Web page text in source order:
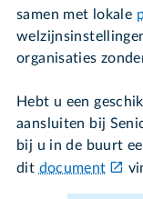
samen met lokale
organisaties
Hebt u een
aansluiten bij
bij u in de buurt
dit document